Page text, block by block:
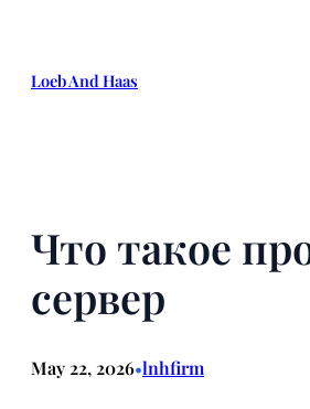
content
Loeb And Haas
Что такое
сервер
May 22, 2026•lnhfirm